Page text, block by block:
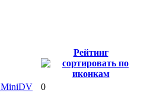
Рейтинг
MiniDV
0